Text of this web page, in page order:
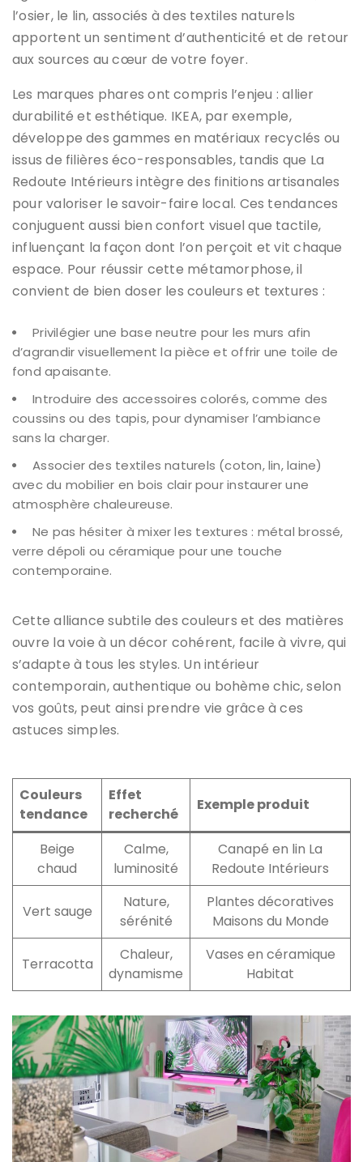
l’osier, le lin, associés à des textiles naturels
apportent un sentiment d’authenticité et de retour
aux sources au cœur de votre foyer.
Les marques phares ont compris l’enjeu : allier
durabilité et esthétique. IKEA, par exemple,
développe des gammes en matériaux recyclés ou
issus de filières éco-responsables, tandis que La
Redoute Intérieurs intègre des finitions artisanales
pour valoriser le savoir-faire local. Ces tendances
conjuguent aussi bien confort visuel que tactile,
influençant la façon dont l’on perçoit et vit chaque
espace. Pour réussir cette métamorphose, il
convient de bien doser les couleurs et textures :
Privilégier une base neutre pour les murs afin
d’agrandir visuellement la pièce et offrir une toile de
fond apaisante.
Introduire des accessoires colorés, comme des
coussins ou des tapis, pour dynamiser l’ambiance
sans la charger.
Associer des textiles naturels (coton, lin, laine)
avec du mobilier en bois clair pour instaurer une
atmosphère chaleureuse.
Ne pas hésiter à mixer les textures : métal brossé,
verre dépoli ou céramique pour une touche
contemporaine.
Cette alliance subtile des couleurs et des matières
ouvre la voie à un décor cohérent, facile à vivre, qui
s’adapte à tous les styles. Un intérieur
contemporain, authentique ou bohème chic, selon
vos goûts, peut ainsi prendre vie grâce à ces
astuces simples.
Couleurs
tendance
Effet
recherché
Exemple produit
Beige
chaud
Calme,
luminosité
Canapé en lin La
Redoute Intérieurs
Vert sauge
Nature,
sérénité
Plantes décoratives
Maisons du Monde
Terracotta
Chaleur,
dynamisme
Vases en céramique
Habitat